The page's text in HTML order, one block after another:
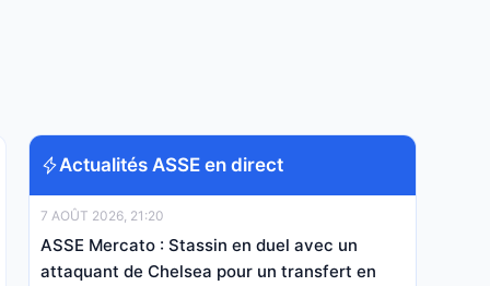
Actualités ASSE en direct
7 AOÛT 2026, 21:20
ASSE Mercato : Stassin en duel avec un
attaquant de Chelsea pour un transfert en